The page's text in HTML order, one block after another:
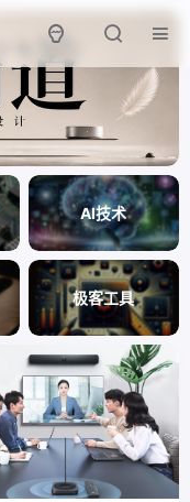
AI技术
极客工具